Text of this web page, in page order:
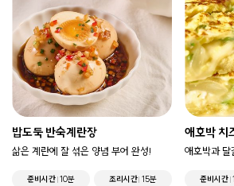
밥도둑 반숙계란장
삶은 계란에 잘 섞은 양념 부어 완성!
준비시간 10분 조리시간 15분
애호박 치
애호박과 달
준비시간